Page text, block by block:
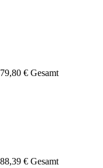
79,80 € Gesamt
88,39 € Gesamt